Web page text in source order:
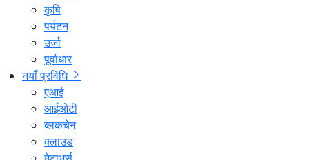
कृषि
पर्यटन
उर्जा
पूर्वाधार
नयाँ प्रविधि
एआई
आईओटी
ब्लकचेन
क्लाउड